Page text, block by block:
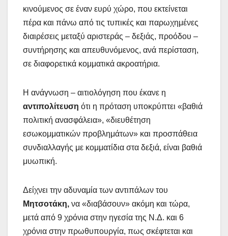
κινούμενος σε έναν ευρύ χώρο, που εκτείνεται
πέρα και πάνω από τις τυπικές και παρωχημένες
διαιρέσεις μεταξύ αριστεράς – δεξιάς, προόδου –
συντήρησης και απευθυνόμενος, ανά περίσταση,
σε διαφορετικά κομματικά ακροατήρια.
Η ανάγνωση – αιτιολόγηση που έκανε η
αντιπολίτευση ότι η πρόταση υποκρύπτει «βαθιά
πολιτική ανασφάλεια», «διευθέτηση
εσωκομματικών προβλημάτων» και προσπάθεια
συνδιαλλαγής με κομματίδια στα δεξιά, είναι βαθιά
μυωπική.
Δείχνει την αδυναμία των αντιπάλων του
Μητσοτάκη, να «διαβάσουν» ακόμη και τώρα,
μετά από 9 χρόνια στην ηγεσία της Ν.Δ. και 6
χρόνια στην πρωθυπουργία, πως σκέφτεται και